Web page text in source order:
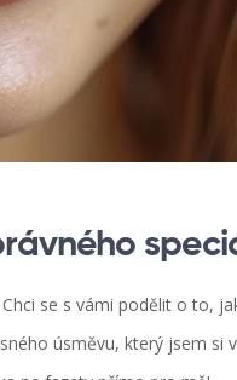
se s vámi podělit o to,
úsměvu, který jsem si